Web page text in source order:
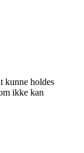
kunne holdes
ikke kan